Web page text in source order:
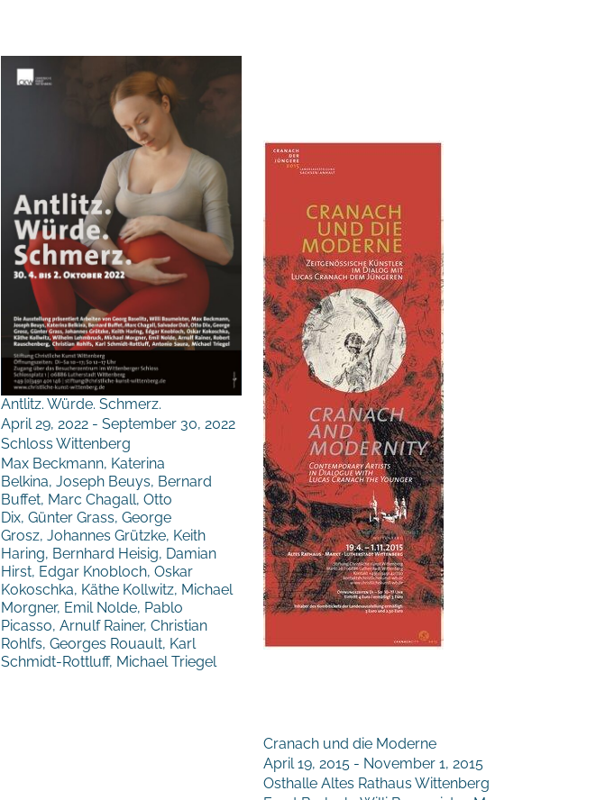
Antlitz. Würde. Schmerz.
April 29, 2022 - September 30, 2022
Schloss Wittenberg
Max Beckmann, Katerina
Belkina, Joseph Beuys, Bernard
Buffet, Marc Chagall, Otto
Dix, Günter Grass, George
Grosz, Johannes Grützke, Keith
Haring, Bernhard Heisig, Damian
Hirst, Edgar Knobloch, Oskar
Kokoschka, Käthe Kollwitz, Michael
Morgner, Emil Nolde, Pablo
Picasso, Arnulf Rainer, Christian
Rohlfs, Georges Rouault, Karl
Schmidt-Rottluff, Michael Triegel
Cranach und die Moderne
April 19, 2015 - November 1, 2015
Osthalle Altes Rathaus Wittenberg